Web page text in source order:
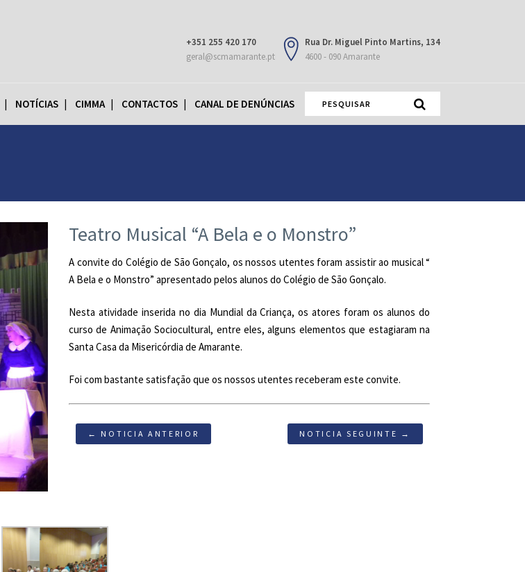
+351 255 420 170
geral@scmamarante.pt
Rua Dr. Miguel Pinto Martins, 134
4600 - 090 Amarante
NOTÍCIAS CIMMA CONTACTOS CANAL DE DENÚNCIAS
Teatro Musical “A Bela e o Monstro”
A convite do Colégio de São Gonçalo, os nossos utentes foram assistir ao musical “
A Bela e o Monstro” apresentado pelos alunos do Colégio de São Gonçalo.
Nesta atividade inserida no dia Mundial da Criança, os atores foram os alunos do
curso de Animação Sociocultural, entre eles, alguns elementos que estagiaram na
Santa Casa da Misericórdia de Amarante.
Foi com bastante satisfação que os nossos utentes receberam este convite.
← NOTICIA ANTERIOR NOTICIA SEGUINTE →